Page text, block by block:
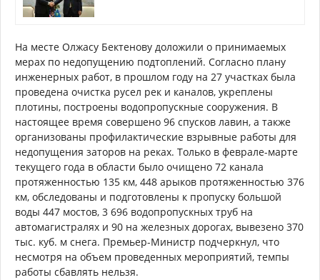
На месте Олжасу Бектенову доложили о принимаемых
мерах по недопущению подтоплений. Согласно плану
инженерных работ, в прошлом году на 27 участках была
проведена очистка русел рек и каналов, укреплены
плотины, построены водопропускные сооружения. В
настоящее время совершено 96 спусков лавин, а также
организованы профилактические взрывные работы для
недопущения заторов на реках. Только в феврале-марте
текущего года в области было очищено 72 канала
протяженностью 135 км, 448 арыков протяженностью 376
км, обследованы и подготовлены к пропуску большой
воды 447 мостов, 3 696 водопропускных труб на
автомагистралях и 90 на железных дорогах, вывезено 370
тыс. куб. м снега. Премьер-Министр подчеркнул, что
несмотря на объем проведенных мероприятий, темпы
работы сбавлять нельзя.